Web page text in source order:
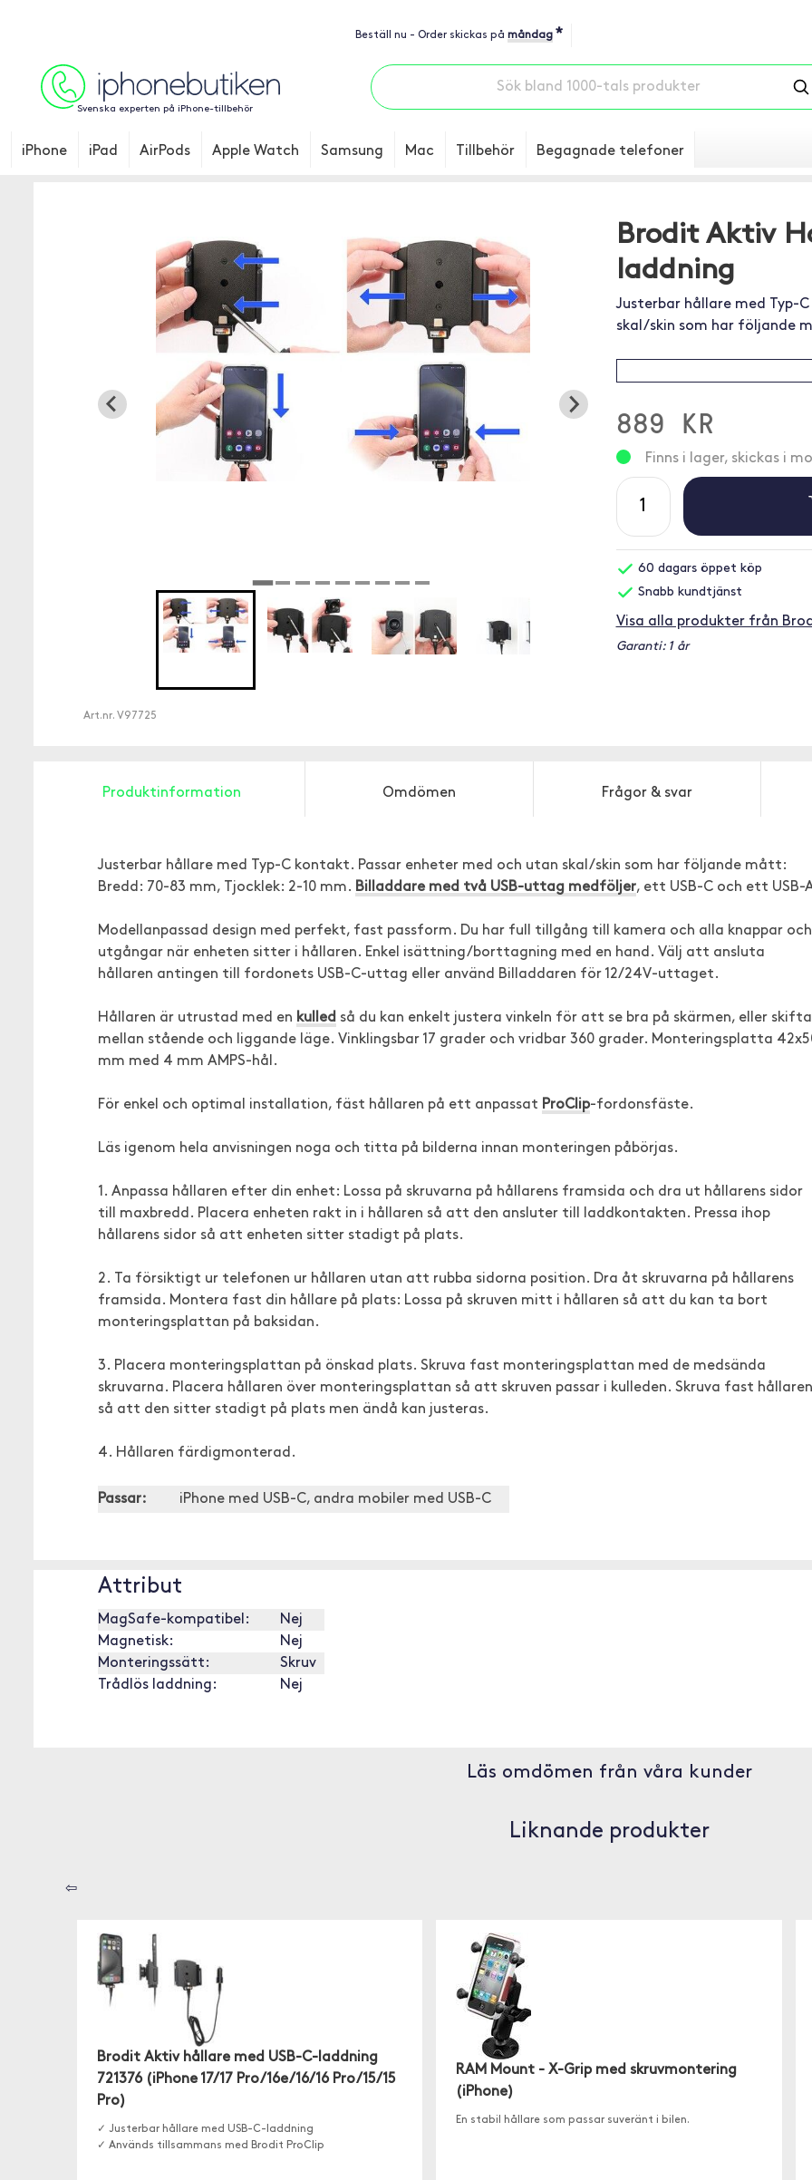
Beställ nu - Order skickas på måndag *
Svenska experten på iPhone-tillbehör
iPhone iPad AirPods Apple Watch Samsung Mac Tillbehör Begagnade telefoner
Art.nr. V97725
Brodit Aktiv
laddning
Justerbar hållare med Typ-
skal/skin som har följande
889 KR
Finns i lager, skickas i
60 dagars öppet köp
Snabb kundtjänst
Visa alla produkter från
Garanti: 1 år
Produktinformation Omdömen Frågor & svar
Justerbar hållare med Typ-C kontakt. Passar enheter med och utan skal/skin som har följande mått:
Bredd: 70-83 mm, Tjocklek: 2-10 mm. Billaddare med två USB-uttag medföljer, ett USB-C och ett USB-
Modellanpassad design med perfekt, fast passform. Du har full tillgång till kamera och alla knappar och
utgångar när enheten sitter i hållaren. Enkel isättning/borttagning med en hand. Välj att ansluta
hållaren antingen till fordonets USB-C-uttag eller använd Billaddaren för 12/24V-uttaget.
Hållaren är utrustad med en kulled så du kan enkelt justera vinkeln för att se bra på skärmen, eller skifta
mellan stående och liggande läge. Vinklingsbar 17 grader och vridbar 360 grader. Monteringsplatta
mm med 4 mm AMPS-hål.
För enkel och optimal installation, fäst hållaren på ett anpassat ProClip-fordonsfäste.
Läs igenom hela anvisningen noga och titta på bilderna innan monteringen påbörjas.
1. Anpassa hållaren efter din enhet: Lossa på skruvarna på hållarens framsida och dra ut hållarens sidor
till maxbredd. Placera enheten rakt in i hållaren så att den ansluter till laddkontakten. Pressa ihop
hållarens sidor så att enheten sitter stadigt på plats.
2. Ta försiktigt ur telefonen ur hållaren utan att rubba sidorna position. Dra åt skruvarna på hållarens
framsida. Montera fast din hållare på plats: Lossa på skruven mitt i hållaren så att du kan ta bort
monteringsplattan på baksidan.
3. Placera monteringsplattan på önskad plats. Skruva fast monteringsplattan med de medsända
skruvarna. Placera hållaren över monteringsplattan så att skruven passar i kulleden. Skruva fast hållaren
så att den sitter stadigt på plats men ändå kan justeras.
4. Hållaren färdigmonterad.
Passar: iPhone med USB-C, andra mobiler med USB-C
Attribut
MagSafe-kompatibel:
Nej
Magnetisk:
Nej
Monteringssätt:
Skruv
Trådlös laddning:
Nej
Läs omdömen från våra kunder
Liknande produkter
⇦
Brodit Aktiv hållare med USB-C-laddning
721376 (iPhone 17/17 Pro/16e/16/16 Pro/15/15
Pro)
✓ Justerbar hållare med USB-C-laddning
✓ Används tillsammans med Brodit ProClip
RAM Mount - X-Grip med skruvmontering
(iPhone)
En stabil hållare som passar suveränt i bilen.